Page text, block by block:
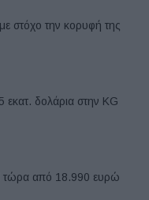
στόχο την κορυφή της
εκατ. δολάρια στην KG
τώρα από 18.990 ευρώ